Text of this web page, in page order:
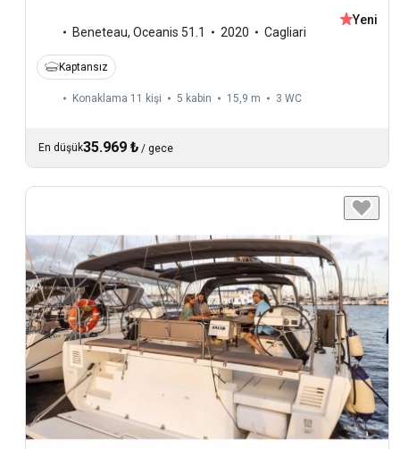
Beneteau, Oceanis 51.1 2020 Cagliari
Yeni
Kaptansız
Konaklama 11 kişi 5 kabin 15,9 m 3 WC
En düşük35.969 ₺ / gece